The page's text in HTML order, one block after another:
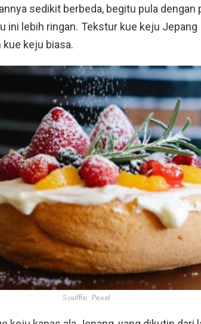
sedikit berbeda, begitu pula dengan
ini lebih ringan. Tekstur kue keju Jepang
keju biasa.
Souffle. Pexel